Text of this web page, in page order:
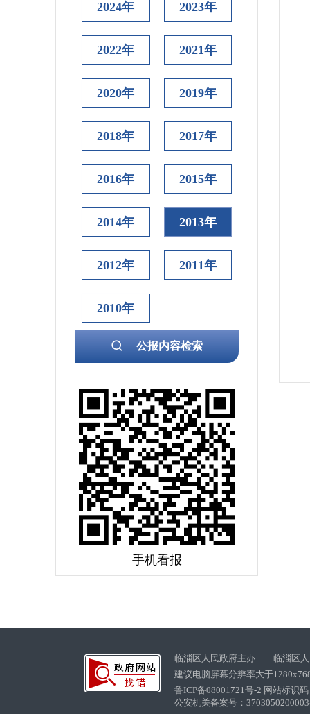
2024年 2023年
2022年 2021年
2020年 2019年
2018年 2017年
2016年 2015年
2014年 2013年
2012年 2011年
2010年
公报内容检索
手机看报
临淄区人民政府主办 临淄区人
建议电脑屏幕分辨率大于
鲁ICP备08001721号-2 网站标识
公安机关备案号：